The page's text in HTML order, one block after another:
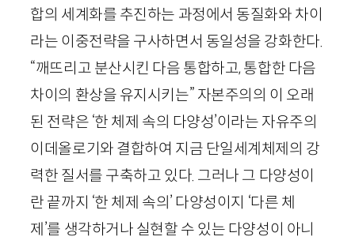
합의 세계화를 추진하는 과정에서 동질화와 차이
라는 이중전략을 구사하면서 동일성을 강화한다.
“깨뜨리고 분산시킨 다음 통합하고, 통합한 다음
차이의 환상을 유지시키는” 자본주의의 이 오래
된 전략은 ‘한 체제 속의 다양성’이라는 자유주의
이데올로기와 결합하여 지금 단일세계체제의 강
력한 질서를 구축하고 있다. 그러나 그 다양성이
란 끝까지 ‘한 체제 속의’ 다양성이지 ‘다른 체
제’를 생각하거나 실현할 수 있는 다양성이 아니